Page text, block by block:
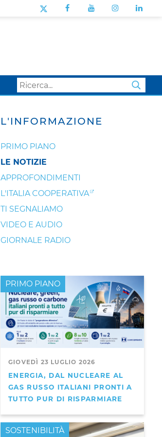
L'INFORMAZIONE
PRIMO PIANO
LE NOTIZIE
APPROFONDIMENTI
L'ITALIA COOPERATIVA
TI SEGNALIAMO
VIDEO E AUDIO
GIORNALE RADIO
GIOVEDÌ 23 LUGLIO 2026
ENERGIA, DAL NUCLEARE AL
GAS RUSSO ITALIANI PRONTI A
TUTTO PUR DI RISPARMIARE
PRIMO PIANO
PRIMO PIANO
SOSTENIBILITÀ